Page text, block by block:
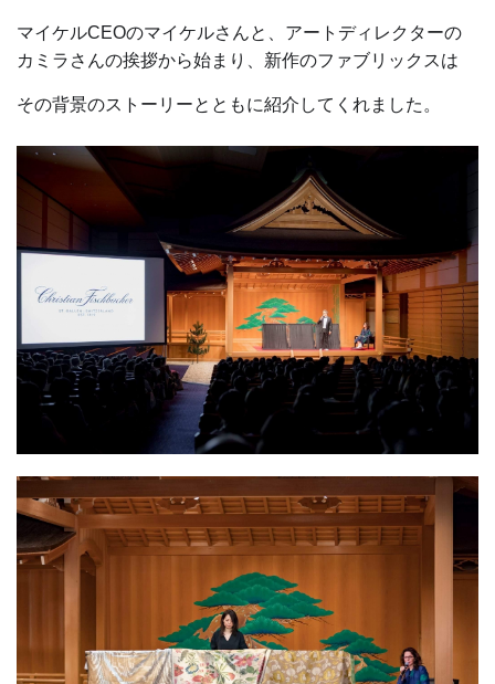
マイケルCEOのマイケルさんと、アートディレクターの
カミラさんの挨拶から始まり、新作のファブリックスは
その背景のストーリーとともに紹介してくれました。